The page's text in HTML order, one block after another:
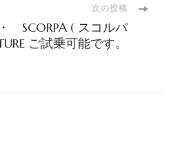
次の投稿
SCORPA ( スコルパ
ご試乗可能です。